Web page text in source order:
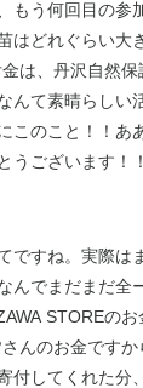
もう何回目の参
はどれぐらい大
は、丹沢自然
んて素晴らしい
このこと！！あ
うございます！
ですね。実際は
んでまだまだ全
STOREの
んのお金です
付してくれた分